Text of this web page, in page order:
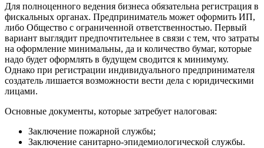
Для полноценного ведения бизнеса обязательна регистрация в
фискальных органах. Предприниматель может оформить ИП,
либо Общество с ограниченной ответственностью. Первый
вариант выглядит предпочтительнее в связи с тем, что затраты
на оформление минимальны, да и количество бумаг, которые
надо будет оформлять в будущем сводится к минимуму.
Однако при регистрации индивидуального предпринимателя
создатель лишается возможности вести дела с юридическими
лицами.
Основные документы, которые затребует налоговая:
Заключение пожарной службы;
Заключение санитарно-эпидемиологической службы.